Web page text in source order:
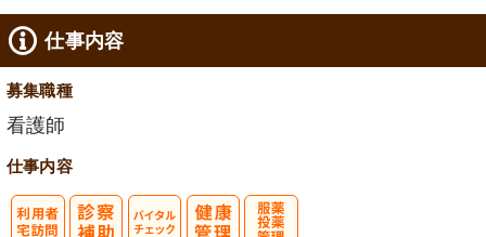
仕事内容
募集職種
看護師
仕事内容